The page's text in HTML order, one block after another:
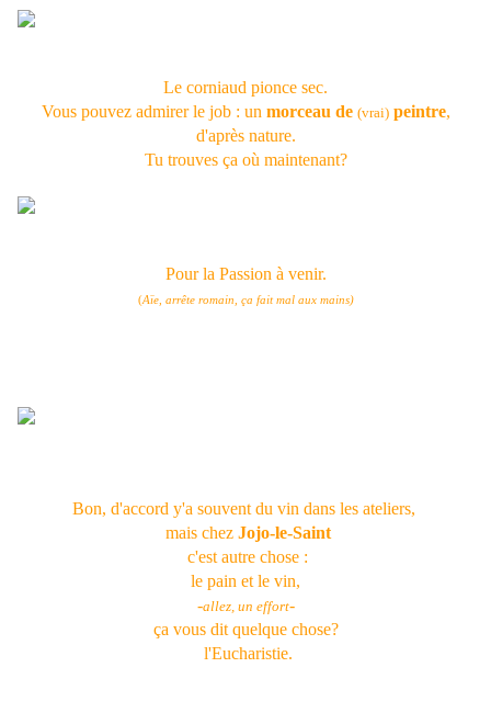
Le corniaud pionce sec.
Vous pouvez admirer le job : un morceau de (vrai) peintre,
d'après nature.
Tu trouves ça où maintenant?
Pour la Passion à venir.
(Aïe, arrête romain, ça fait mal aux mains)
Bon, d'accord y'a souvent du vin dans les ateliers,
mais chez Jojo-le-Saint
c'est autre chose :
le pain et le vin,
-allez, un effort-
ça vous dit quelque chose?
l'Eucharistie.